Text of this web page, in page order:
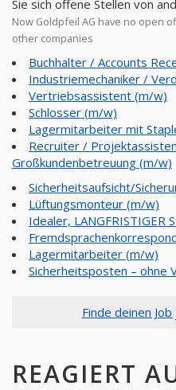
Sie sich offene Stellen von
Now Goldpfeil AG have no open
other companies
Buchhalter / Accounts
Industriemechaniker /
Vertriebsassistent (m/w)
Schlosser (m/w)
Lagermitarbeiter mit
Recruiter /
Großkundenbetreuung (m/w)
Sicherheitsaufsicht/
Lüftungsmonteur (m/w)
Idealer, LANGFRISTIGER
Lagermitarbeiter (m/w)
Sicherheitsposten – ohne
Finde deinen
REAGIERT